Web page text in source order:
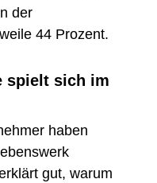
der
44 Prozent.
spielt sich im
haben
gut, warum